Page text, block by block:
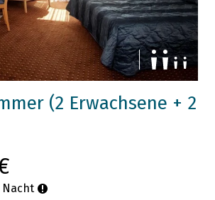
(2 Erwachsene + 2
Nacht